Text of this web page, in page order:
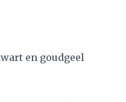
en goudgeel